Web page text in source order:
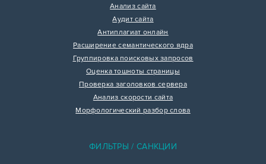
Анализ сайта
Аудит сайта
Антиплагиат онлайн
Расширение семантического ядра
Группировка поисковых запросов
Оценка тошноты страницы
Проверка заголовков сервера
Анализ скорости сайта
Морфологический разбор слова
ФИЛЬТРЫ / САНКЦИИ